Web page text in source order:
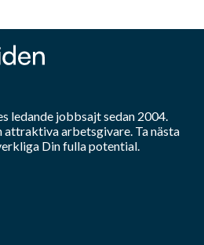
ledande jobbsajt sedan 2004.
arbetsgivare. Ta nästa
Din fulla potential.